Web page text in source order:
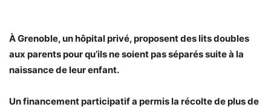
À Grenoble, un hôpital privé, proposent des lits doubles
aux parents pour qu’ils ne soient pas séparés suite à la
naissance de leur enfant.
Un financement participatif a permis la récolte de plus de